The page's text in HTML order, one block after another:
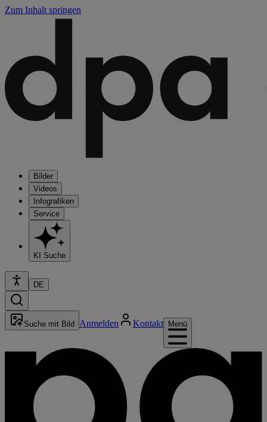
Zum Inhalt springen
Bilder
Videos
Infografiken
Service
KI Suche
DE
Suche mit Bild Anmelden Kontakt Menü